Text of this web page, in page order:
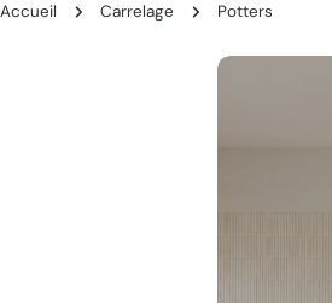
Accueil Carrelage Potters
Passer